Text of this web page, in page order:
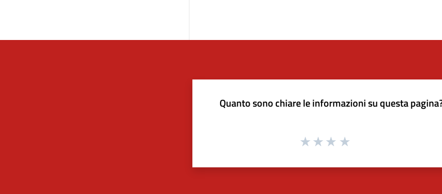
Quanto sono chiare le informazioni su questa